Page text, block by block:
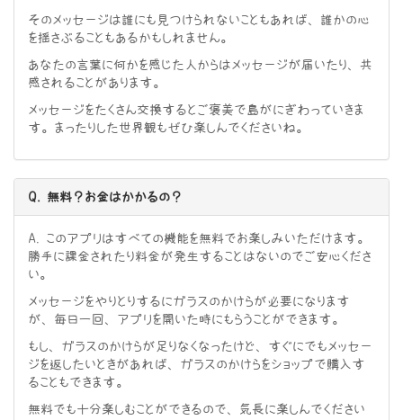
そのメッセージは誰にも見つけられないこともあれば、誰かの心
を揺さぶることもあるかもしれません。
あなたの言葉に何かを感じた人からはメッセージが届いたり、共
感されることがあります。
メッセージをたくさん交換するとご褒美で島がにぎわっていきま
す。まったりした世界観もぜひ楽しんでくださいね。
Q. 無料？お金はかかるの？
A. このアプリはすべての機能を無料でお楽しみいただけます。
勝手に課金されたり料金が発生することはないのでご安心くださ
い。
メッセージをやりとりするにガラスのかけらが必要になります
が、毎日一回、アプリを開いた時にもらうことができます。
もし、ガラスのかけらが足りなくなったけど、すぐにでもメッセー
ジを返したいときがあれば、ガラスのかけらをショップで購入す
ることもできます。
無料でも十分楽しむことができるので、気長に楽しんでください